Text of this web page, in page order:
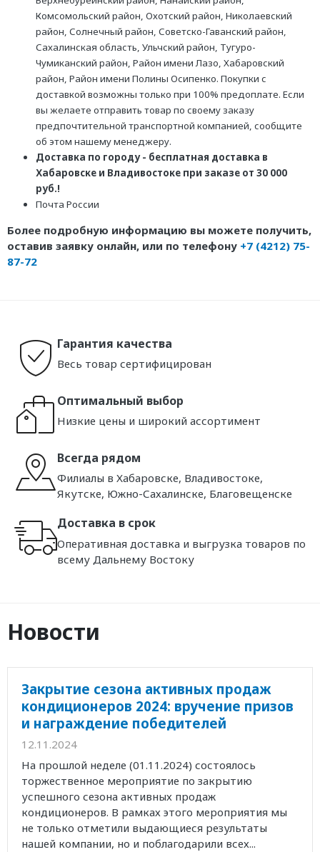
Комсомольский район, Охотский район, Николаевский
район, Солнечный район, Советско-Гаванский район,
Сахалинская область, Ульчский район, Тугуро-
Чумиканский район, Район имени Лазо, Хабаровский
район, Район имени Полины Осипенко. Покупки с
доставкой возможны только при 100% предоплате. Если
вы желаете отправить товар по своему заказу
предпочтительной транспортной компанией, сообщите
об этом нашему менеджеру.
Доставка по городу - бесплатная доставка в
Хабаровске и Владивостоке при заказе от 30 000
руб.!
Почта России
Более подробную информацию вы можете получить,
оставив заявку онлайн, или по телефону +7 (4212) 75-
87-72
Гарантия качества
Весь товар сертифицирован
Оптимальный выбор
Низкие цены и широкий ассортимент
Всегда рядом
Филиалы в Хабаровске, Владивостоке,
Якутске, Южно-Сахалинске, Благовещенске
Доставка в срок
Оперативная доставка и выгрузка товаров по
всему Дальнему Востоку
Новости
Закрытие сезона активных продаж
кондиционеров 2024: вручение призов
и награждение победителей
12.11.2024
На прошлой неделе (01.11.2024) состоялось
торжественное мероприятие по закрытию
успешного сезона активных продаж
кондиционеров. В рамках этого мероприятия мы
не только отметили выдающиеся результаты
нашей компании, но и поблагодарили всех...